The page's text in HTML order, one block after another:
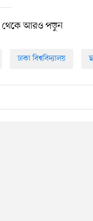
থেকে আরও পড়ুন
ঢাকা বিশ্ববিদ্যালয়